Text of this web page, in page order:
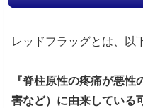
レッドフラッグとは、以
『脊柱原性の疼痛が悪
害など）に由来している